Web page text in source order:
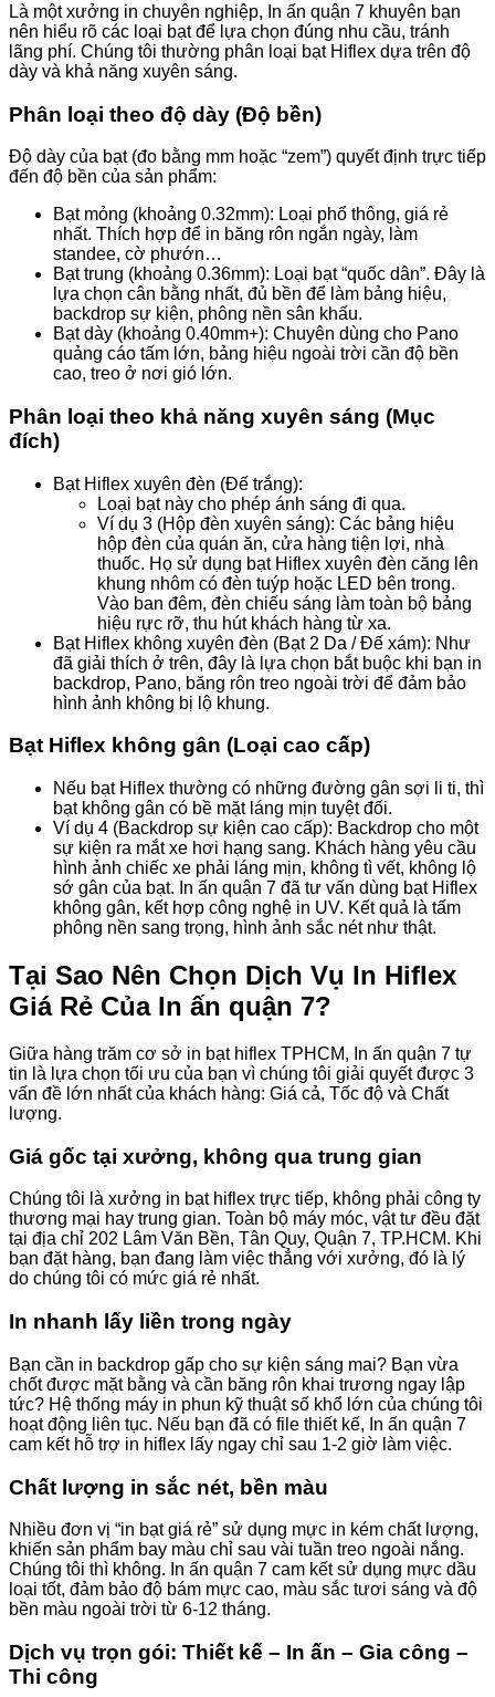
Là một xưởng in chuyên nghiệp, In ấn quận 7 khuyên bạn
nên hiểu rõ các loại bạt để lựa chọn đúng nhu cầu, tránh
lãng phí. Chúng tôi thường phân loại bạt Hiflex dựa trên độ
dày và khả năng xuyên sáng.
Phân loại theo độ dày (Độ bền)
Độ dày của bạt (đo bằng mm hoặc “zem”) quyết định trực tiếp
đến độ bền của sản phẩm:
Bạt mỏng (khoảng 0.32mm): Loại phổ thông, giá rẻ
nhất. Thích hợp để in băng rôn ngắn ngày, làm
standee, cờ phướn…
Bạt trung (khoảng 0.36mm): Loại bạt “quốc dân”. Đây là
lựa chọn cân bằng nhất, đủ bền để làm bảng hiệu,
backdrop sự kiện, phông nền sân khấu.
Bạt dày (khoảng 0.40mm+): Chuyên dùng cho Pano
quảng cáo tấm lớn, bảng hiệu ngoài trời cần độ bền
cao, treo ở nơi gió lớn.
Phân loại theo khả năng xuyên sáng (Mục
đích)
Bạt Hiflex xuyên đèn (Đế trắng):
Loại bạt này cho phép ánh sáng đi qua.
Ví dụ 3 (Hộp đèn xuyên sáng): Các bảng hiệu
hộp đèn của quán ăn, cửa hàng tiện lợi, nhà
thuốc. Họ sử dụng bạt Hiflex xuyên đèn căng lên
khung nhôm có đèn tuýp hoặc LED bên trong.
Vào ban đêm, đèn chiếu sáng làm toàn bộ bảng
hiệu rực rỡ, thu hút khách hàng từ xa.
Bạt Hiflex không xuyên đèn (Bạt 2 Da / Đế xám): Như
đã giải thích ở trên, đây là lựa chọn bắt buộc khi bạn in
backdrop, Pano, băng rôn treo ngoài trời để đảm bảo
hình ảnh không bị lộ khung.
Bạt Hiflex không gân (Loại cao cấp)
Nếu bạt Hiflex thường có những đường gân sợi li ti, thì
bạt không gân có bề mặt láng mịn tuyệt đối.
Ví dụ 4 (Backdrop sự kiện cao cấp): Backdrop cho một
sự kiện ra mắt xe hơi hạng sang. Khách hàng yêu cầu
hình ảnh chiếc xe phải láng mịn, không tì vết, không lộ
sớ gân của bạt. In ấn quận 7 đã tư vấn dùng bạt Hiflex
không gân, kết hợp công nghệ in UV. Kết quả là tấm
phông nền sang trọng, hình ảnh sắc nét như thật.
Tại Sao Nên Chọn Dịch Vụ In Hiflex
Giá Rẻ Của In ấn quận 7?
Giữa hàng trăm cơ sở in bạt hiflex TPHCM, In ấn quận 7 tự
tin là lựa chọn tối ưu của bạn vì chúng tôi giải quyết được 3
vấn đề lớn nhất của khách hàng: Giá cả, Tốc độ và Chất
lượng.
Giá gốc tại xưởng, không qua trung gian
Chúng tôi là xưởng in bạt hiflex trực tiếp, không phải công ty
thương mại hay trung gian. Toàn bộ máy móc, vật tư đều đặt
tại địa chỉ 202 Lâm Văn Bền, Tân Quy, Quận 7, TP.HCM. Khi
bạn đặt hàng, bạn đang làm việc thẳng với xưởng, đó là lý
do chúng tôi có mức giá rẻ nhất.
In nhanh lấy liền trong ngày
Bạn cần in backdrop gấp cho sự kiện sáng mai? Bạn vừa
chốt được mặt bằng và cần băng rôn khai trương ngay lập
tức? Hệ thống máy in phun kỹ thuật số khổ lớn của chúng tôi
hoạt động liên tục. Nếu bạn đã có file thiết kế, In ấn quận 7
cam kết hỗ trợ in hiflex lấy ngay chỉ sau 1-2 giờ làm việc.
Chất lượng in sắc nét, bền màu
Nhiều đơn vị “in bạt giá rẻ” sử dụng mực in kém chất lượng,
khiến sản phẩm bay màu chỉ sau vài tuần treo ngoài nắng.
Chúng tôi thì không. In ấn quận 7 cam kết sử dụng mực dầu
loại tốt, đảm bảo độ bám mực cao, màu sắc tươi sáng và độ
bền màu ngoài trời từ 6-12 tháng.
Dịch vụ trọn gói: Thiết kế – In ấn – Gia công –
Thi công